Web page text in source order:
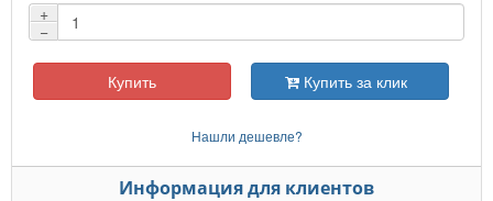
+
−
Купить Купить за клик
Нашли дешевле?
Информация для клиентов